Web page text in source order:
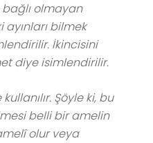
bağlı olmayan
bilmek
İkincisini
diye isimlendirilir.
Şöyle ki, bu
belli bir amelin
olur veya